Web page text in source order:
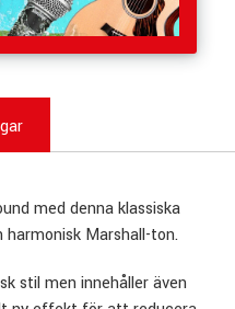
med denna klassiska
Marshall-ton.
stil men innehåller även